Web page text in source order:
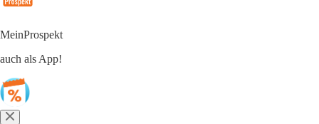
MeinProspekt
auch als App!